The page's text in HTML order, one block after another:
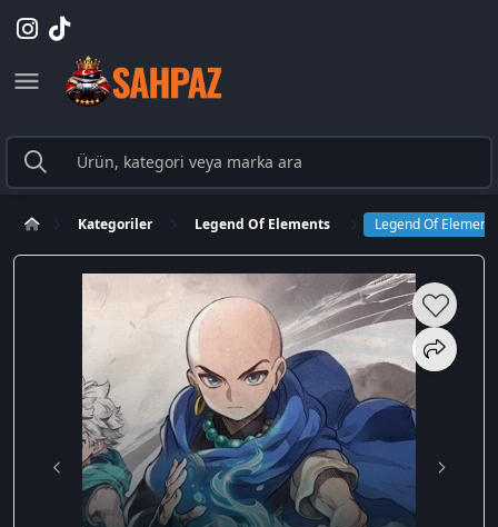
Kategoriler Legend Of Elements Legend Of